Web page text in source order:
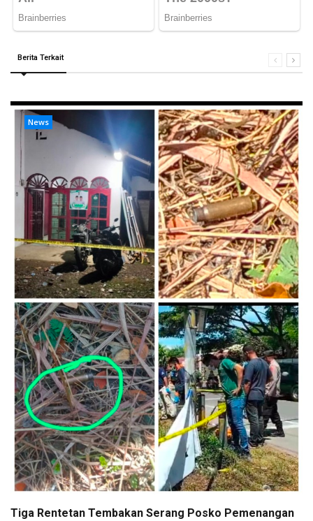
Berita Terkait
News
Tiga Rentetan Tembakan Serang Posko Pemenangan